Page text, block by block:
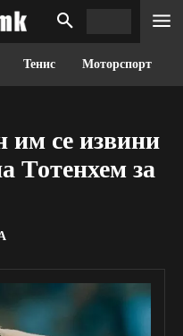
Тенис Моторспорт
им се извини
Тотенхем за